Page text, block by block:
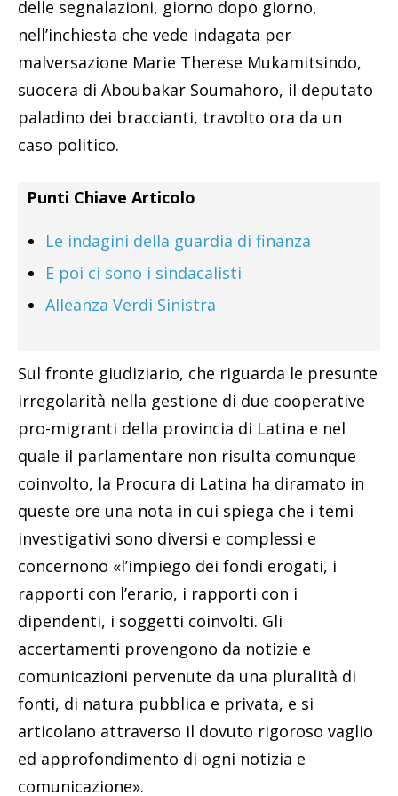
delle segnalazioni, giorno dopo giorno,
nell’inchiesta che vede indagata per
malversazione Marie Therese Mukamitsindo,
suocera di Aboubakar Soumahoro, il deputato
paladino dei braccianti, travolto ora da un
caso politico.
Punti Chiave Articolo
Le indagini della guardia di finanza
E poi ci sono i sindacalisti
Alleanza Verdi Sinistra
Sul fronte giudiziario, che riguarda le presunte
irregolarità nella gestione di due cooperative
pro-migranti della provincia di Latina e nel
quale il parlamentare non risulta comunque
coinvolto, la Procura di Latina ha diramato in
queste ore una nota in cui spiega che i temi
investigativi sono diversi e complessi e
concernono «l’impiego dei fondi erogati, i
rapporti con l’erario, i rapporti con i
dipendenti, i soggetti coinvolti. Gli
accertamenti provengono da notizie e
comunicazioni pervenute da una pluralità di
fonti, di natura pubblica e privata, e si
articolano attraverso il dovuto rigoroso vaglio
ed approfondimento di ogni notizia e
comunicazione».